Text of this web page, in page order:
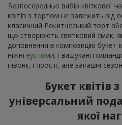
Безпосередньо вибір квіткової
квітів з тортом не залежить від
класичний Рокитнеський торт
що створюють святковий смак,
доповнення в композицію букет
ніжні еустоми, і вишукані
півонії, і прості, але запашні
Букет квітів
універсальний
якої